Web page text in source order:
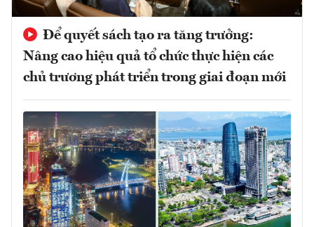
Để quyết sách tạo ra tăng trưởng:
Nâng cao hiệu quả tổ chức thực hiện các
chủ trương phát triển trong giai đoạn mới